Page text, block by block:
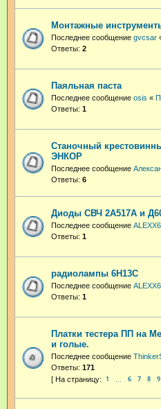
Монтажные
Последнее сообщение gvcsar
Ответы: 2
Паяльная паста
Последнее сообщение osis «
Ответы: 1
Станочный
ЭНКОР
Последнее сообщение
Ответы: 6
Диоды СВЧ 2А517А и
Последнее сообщение
Ответы: 1
радиолампы 6Н13С
Последнее сообщение
Ответы: 1
Платки тестера ПП на
и голые.
Последнее сообщение
Ответы: 171
1 6 7 8 9